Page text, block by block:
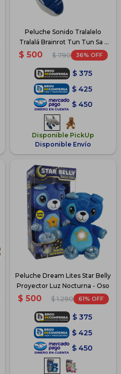
Peluche Sonido Tralalelo
Tralalá Brainrot Tun Tun Sa -
Tralalero
$ 500 $ 790 36
$ 375
$ 425
$ 450
Disponible PickUp
Disponible Envío
Peluche Dream Lites Star Belly
Proyector Luz Nocturna - Oso
$ 500 $ 1.290 61
$ 375
$ 425
$ 450